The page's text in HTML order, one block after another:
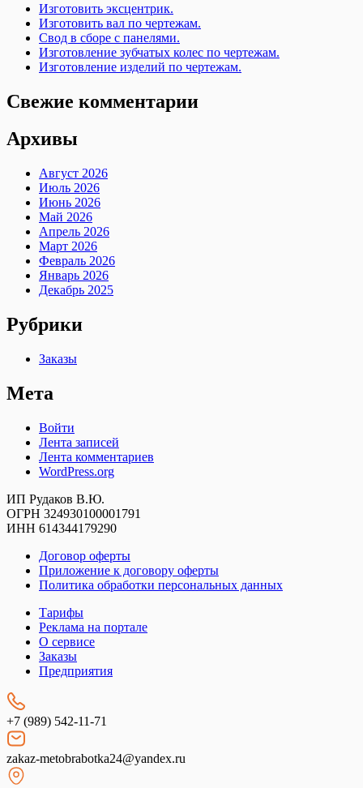
Изготовить эксцентрик.
Изготовить вал по чертежам.
Свод в сборе с панелями.
Изготовление зубчатых колес по чертежам.
Изготовление изделий по чертежам.
Свежие комментарии
Архивы
Август 2026
Июль 2026
Июнь 2026
Май 2026
Апрель 2026
Март 2026
Февраль 2026
Январь 2026
Декабрь 2025
Рубрики
Заказы
Мета
Войти
Лента записей
Лента комментариев
WordPress.org
ИП Рудаков В.Ю.
ОГРН 324930100001791
ИНН 614344179290
Договор оферты
Приложение к договору оферты
Политика обработки персональных данных
Тарифы
Реклама на портале
О сервисе
Заказы
Предприятия
+7 (989) 542-11-71
zakaz-metobrabotka24@yandex.ru